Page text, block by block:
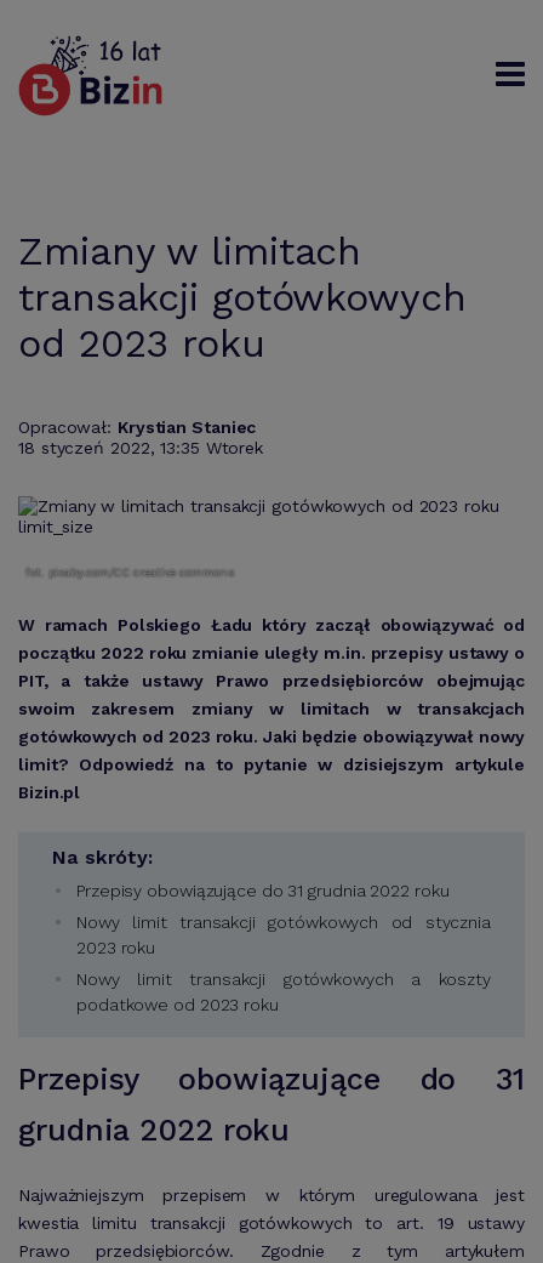
Zmiany w limitach
transakcji gotówkowych
od 2023 roku
Opracował: Krystian Staniec
18 styczeń 2022, 13:35 Wtorek
fot. pixaby.com/CC creative commons
W ramach Polskiego Ładu który zaczął obowiązywać od
początku 2022 roku zmianie uległy m.in. przepisy ustawy o
PIT, a także ustawy Prawo przedsiębiorców obejmując
swoim zakresem zmiany w limitach w transakcjach
gotówkowych od 2023 roku. Jaki będzie obowiązywał nowy
limit? Odpowiedź na to pytanie w dzisiejszym artykule
Bizin.pl
Na skróty:
Przepisy obowiązujące do 31 grudnia 2022 roku
Nowy limit transakcji gotówkowych od stycznia
2023 roku
Nowy limit transakcji gotówkowych a koszty
podatkowe od 2023 roku
Przepisy obowiązujące do 31
grudnia 2022 roku
Najważniejszym przepisem w którym uregulowana jest
kwestia limitu transakcji gotówkowych to art. 19 ustawy
Prawo przedsiębiorców. Zgodnie z tym artykułem